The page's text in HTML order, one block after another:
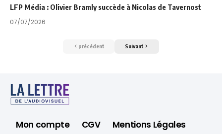
LFP Média : Olivier Bramly succède à Nicolas de Tavernost
07/07/2026
précédent Suivant
Mon compte CGV
Mentions Légales